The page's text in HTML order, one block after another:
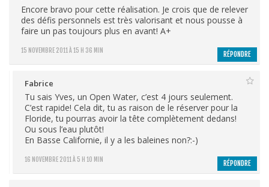
15 NOVEMBRE 2011 À 15 H 36 MIN
Encore bravo pour cette réalisation. Je crois que de relever
des défis personnels est très valorisant et nous pousse à
faire un pas toujours plus en avant! A+
RÉPONDRE
Fabrice
16 NOVEMBRE 2011 À 5 H 10 MIN
Tu sais Yves, un Open Water, c’est 4 jours seulement.
C’est rapide! Cela dit, tu as raison de le réserver pour la
Floride, tu pourras avoir la tête complètement dedans!
Ou sous l’eau plutôt!
En Basse Californie, il y a les baleines non?:-)
RÉPONDRE